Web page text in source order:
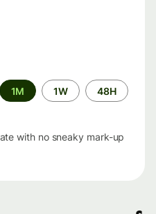
الفترة
الزمنية
48H
1W
1M
rate with no sneaky mark-up